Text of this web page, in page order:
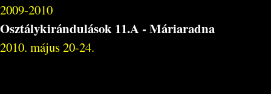
2009-2010
Osztálykirándulások 11.A - Máriaradna
2010. május 20-24.